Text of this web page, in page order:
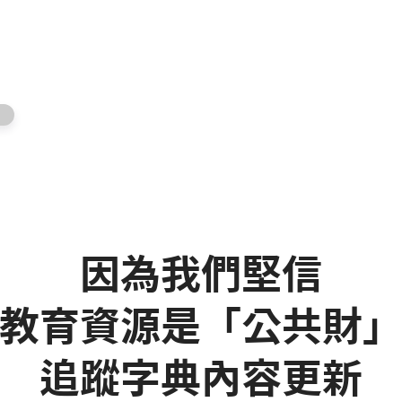
因為我們堅信
教育資源是「公共財」
追蹤字典內容更新